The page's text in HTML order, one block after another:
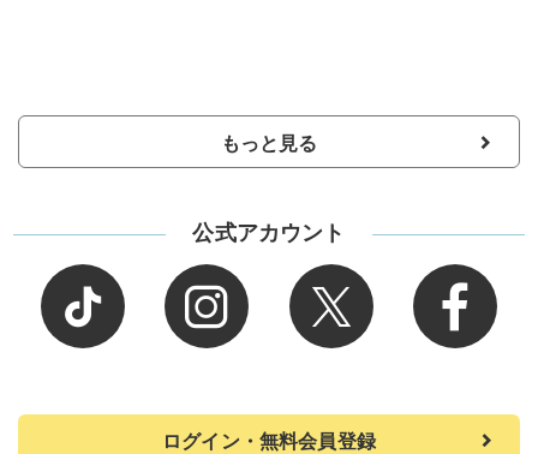
もっと見る
公式アカウント
ログイン・無料会員登録